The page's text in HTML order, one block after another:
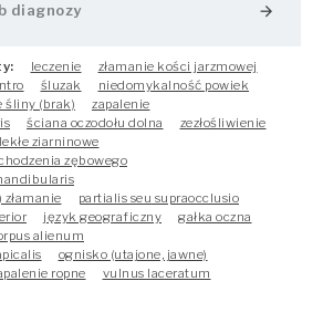
arrow_forward
leczenie
złamanie kości jarzmowej
śluzak
niedomykalność powiek
śliny (brak)
zapalenie
ściana oczodołu dolna
zezłośliwienie
ziarninowe
zębowego
partialis seu supraocclusio
język geograficzny
gałka oczna
alienum
ognisko (utajone, jawne)
ropne vulnus laceratum